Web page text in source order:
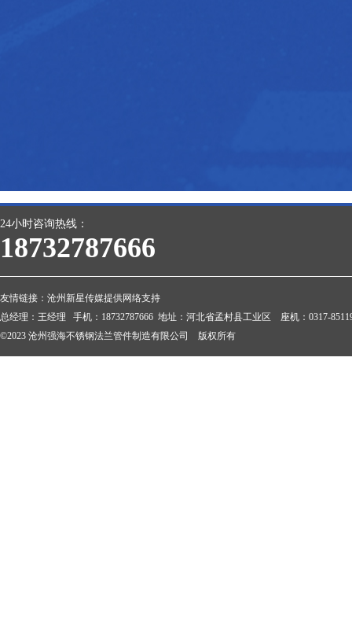
24小时咨询热线：
18732787666
友情链接： 沧州新星传媒提供网络支持
总经理：王经理 手机：18732787666 地址：河北省孟村县工业区 座机：0317-
©2023 沧州强海不锈钢法兰管件制造有限公司 版权所有